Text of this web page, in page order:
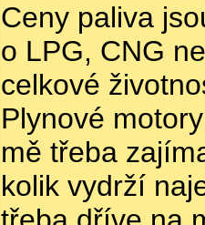
Ceny paliva
o LPG, CNG
celkové
Plynové
mě třeba
kolik vydrží